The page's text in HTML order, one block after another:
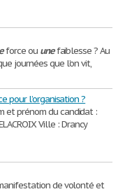
force ouunefaiblesse ? Au
journées que l’on vit,
pour l’organisation ?
et prénom du candidat :
Ville : Drancy
de volonté et